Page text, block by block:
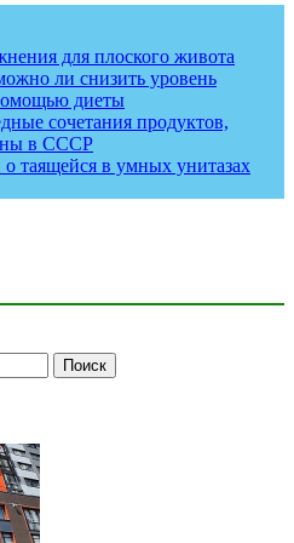
для плоского живота
ли снизить уровень
диеты
сочетания продуктов,
в СССР
таящейся в умных унитазах